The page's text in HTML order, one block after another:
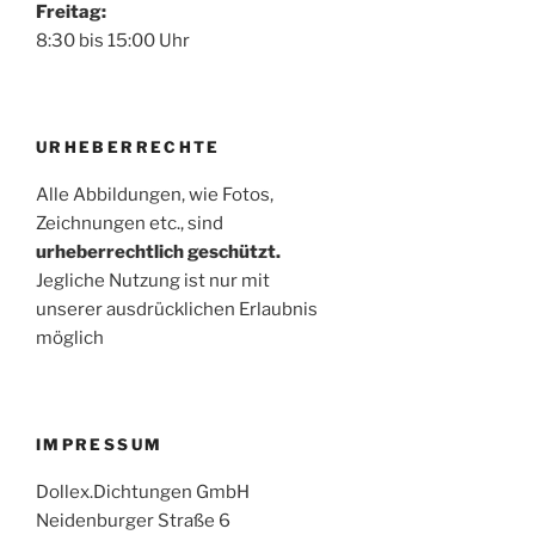
Freitag:
8:30 bis 15:00 Uhr
URHEBERRECHTE
Alle Abbildungen, wie Fotos,
Zeichnungen etc., sind
urheberrechtlich geschützt.
Jegliche Nutzung ist nur mit
unserer ausdrücklichen Erlaubnis
möglich
IMPRESSUM
Dollex.Dichtungen GmbH
Neidenburger Straße 6